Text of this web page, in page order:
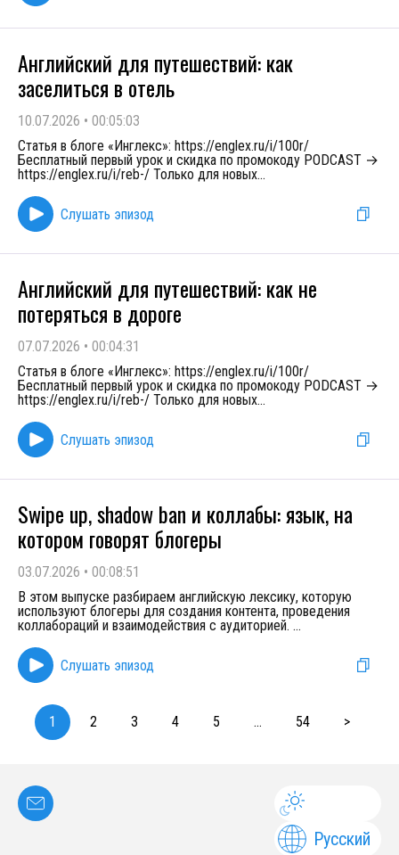
Английский для путешествий: как
заселиться в отель
10.07.2026 • 00:05:03
Статья в блоге «Инглекс»: https://englex.ru/i/100r/
Бесплатный первый урок и скидка по промокоду PODCAST →
https://englex.ru/i/reb-/ Только для новых...
Слушать эпизод
Английский для путешествий: как не
потеряться в дороге
07.07.2026 • 00:04:31
Статья в блоге «Инглекс»: https://englex.ru/i/100r/
Бесплатный первый урок и скидка по промокоду PODCAST →
https://englex.ru/i/reb-/ Только для новых...
Слушать эпизод
Swipe up, shadow ban и коллабы: язык, на
котором говорят блогеры
03.07.2026 • 00:08:51
В этом выпуске разбираем английскую лексику, которую
используют блогеры для создания контента, проведения
коллабораций и взаимодействия с аудиторией. ...
Слушать эпизод
1 2 3 4 5 ... 54 >
Русский